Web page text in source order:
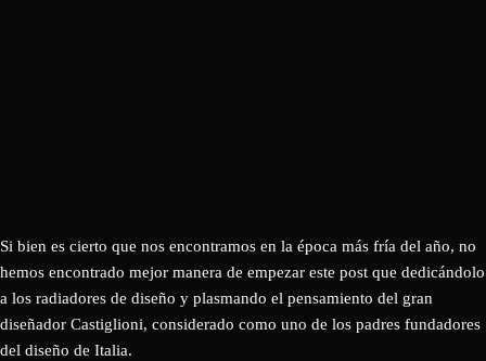
Si bien es cierto que nos encontramos en la época más fría del año, no
hemos encontrado mejor manera de empezar este post que dedicándolo
a los radiadores de diseño y plasmando el pensamiento del gran
diseñador Castiglioni, considerado como uno de los padres fundadores
del diseño de Italia.